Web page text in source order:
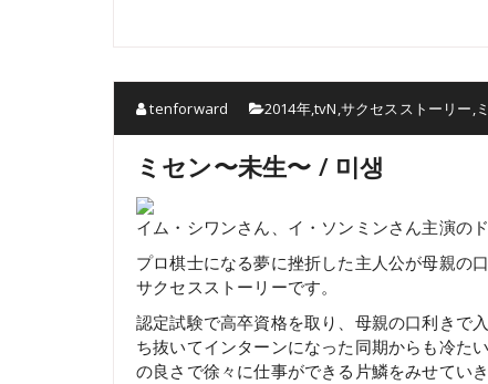
tenforward 2014年,tvN,サクセスストーリー,ミ
ミセン〜未生〜 / 미생
イム・シワンさん、イ・ソンミンさん主演のド
プロ棋士になる夢に挫折した主人公が母親の
サクセスストーリーです。
認定試験で高卒資格を取り、母親の口利きで
ち抜いてインターンになった同期からも冷た
の良さで徐々に仕事ができる片鱗をみせていき